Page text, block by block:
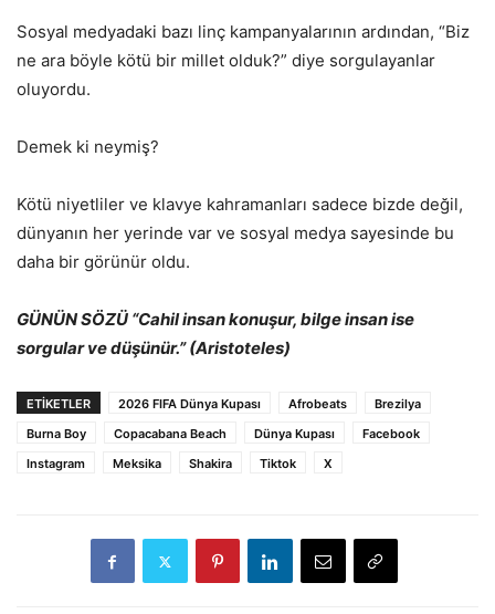
Sosyal medyadaki bazı linç kampanyalarının ardından, “Biz
ne ara böyle kötü bir millet olduk?” diye sorgulayanlar
oluyordu.
Demek ki neymiş?
Kötü niyetliler ve klavye kahramanları sadece bizde değil,
dünyanın her yerinde var ve sosyal medya sayesinde bu
daha bir görünür oldu.
GÜNÜN SÖZÜ “Cahil insan konuşur, bilge insan ise
sorgular ve düşünür.” (Aristoteles)
ETİKETLER 2026 FIFA Dünya Kupası Afrobeats
Brezilya
Burna Boy
Copacabana Beach Dünya Kupası
Facebook
Instagram
Meksika Shakira Tiktok X